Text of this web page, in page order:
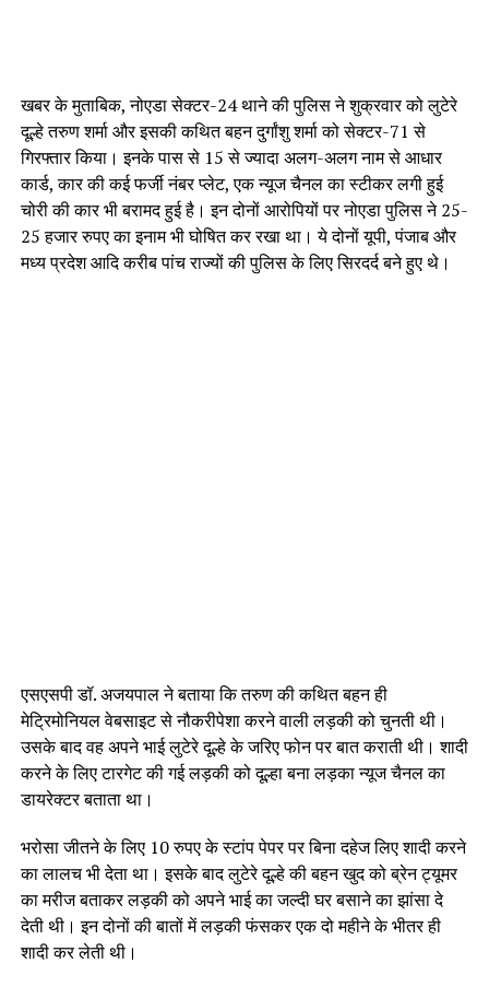
खबर के मुताबिक, नोएडा सेक्टर-24 थाने की पुलिस ने शुक्रवार को लुटेरे
दूल्हे तरुण शर्मा और इसकी कथित बहन दुर्गांशु शर्मा को सेक्टर-71 से
गिरफ्तार किया। इनके पास से 15 से ज्यादा अलग-अलग नाम से आधार
कार्ड, कार की कई फर्जी नंबर प्लेट, एक न्यूज चैनल का स्टीकर लगी हुई
चोरी की कार भी बरामद हुई है। इन दोनों आरोपियों पर नोएडा पुलिस ने 25-
25 हजार रुपए का इनाम भी घोषित कर रखा था। ये दोनों यूपी, पंजाब और
मध्य प्रदेश आदि करीब पांच राज्यों की पुलिस के लिए सिरदर्द बने हुए थे।
एसएसपी डॉ. अजयपाल ने बताया कि तरुण की कथित बहन ही
मेट्रिमोनियल वेबसाइट से नौकरीपेशा करने वाली लड़की को चुनती थी।
उसके बाद वह अपने भाई लुटेरे दूल्हे के जरिए फोन पर बात कराती थी। शादी
करने के लिए टारगेट की गई लड़की को दूल्हा बना लड़का न्यूज चैनल का
डायरेक्टर बताता था।
भरोसा जीतने के लिए 10 रुपए के स्टांप पेपर पर बिना दहेज लिए शादी करने
का लालच भी देता था। इसके बाद लुटेरे दूल्हे की बहन खुद को ब्रेन ट्यूमर
का मरीज बताकर लड़की को अपने भाई का जल्दी घर बसाने का झांसा दे
देती थी। इन दोनों की बातों में लड़की फंसकर एक दो महीने के भीतर ही
शादी कर लेती थी।